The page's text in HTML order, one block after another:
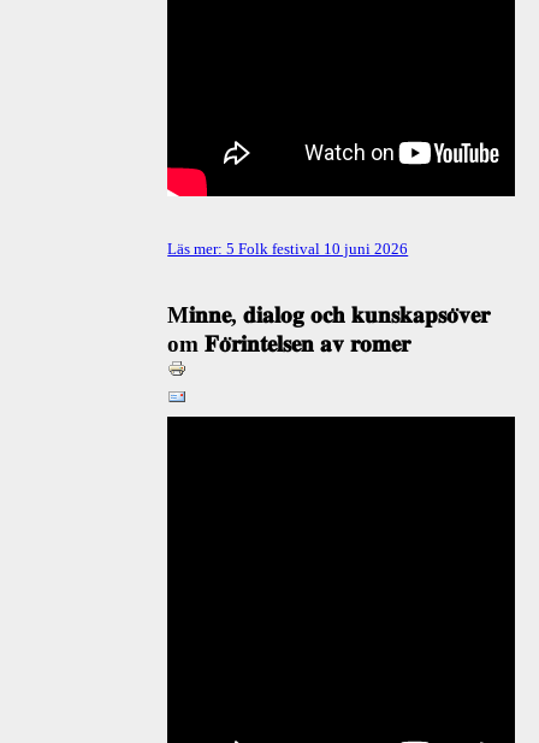
Läs mer: 5 Folk festival 10 juni 2026
M𝐢𝐧𝐧𝐞, 𝐝𝐢𝐚𝐥𝐨𝐠 𝐨𝐜𝐡 𝐤𝐮𝐧𝐬𝐤𝐚𝐩𝐬𝐨̈𝐯𝐞𝐫
om 𝐅𝐨̈𝐫𝐢𝐧𝐭𝐞𝐥𝐬𝐞𝐧 𝐚𝐯 𝐫𝐨𝐦𝐞𝐫